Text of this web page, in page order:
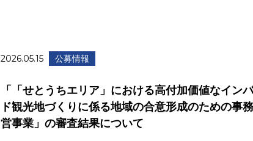
2026.05.15 公募情報
「「せとうちエリア」における高付加価値なイン
ド観光地づくりに係る地域の合意形成のための事
営事業」の審査結果について